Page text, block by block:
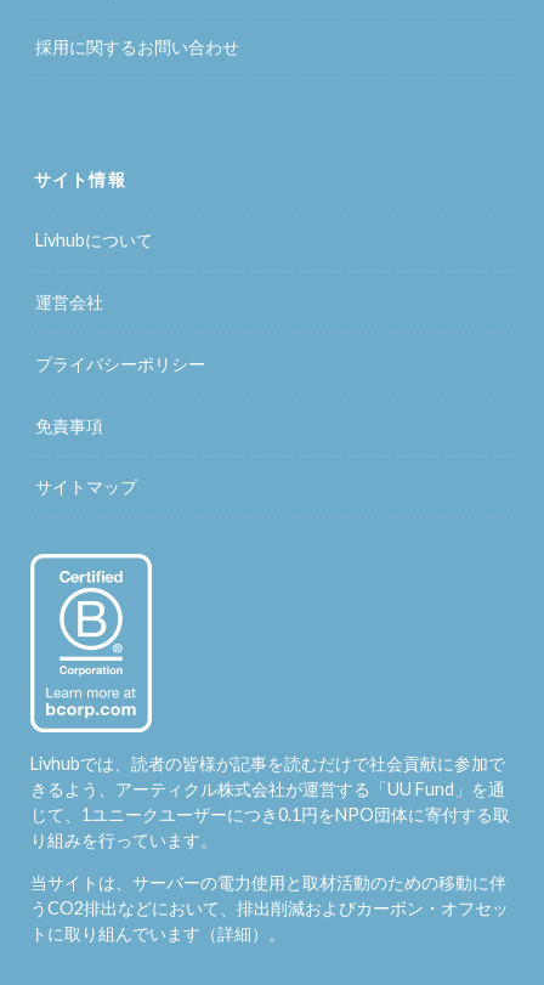
採用に関するお問い合わせ
サイト情報
Livhubについて
運営会社
プライバシーポリシー
免責事項
サイトマップ
Livhubでは、読者の皆様が記事を読むだけで社会貢献に参加で
きるよう、アーティクル株式会社が運営する「UU Fund 」を通
じて、1ユニークユーザーにつき0.1円をNPO団体に寄付する取
り組みを行っています。
当サイトは、サーバーの電力使用と取材活動のための移動に伴
うCO2排出などにおいて、排出削減およびカーボン・オフセッ
トに取り組んでいます（詳細）。